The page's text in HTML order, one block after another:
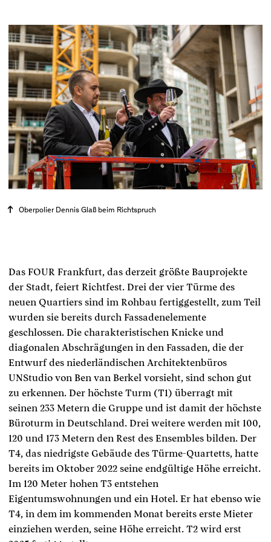
Oberpolier Dennis Glaß beim Richtspruch
Das FOUR Frankfurt, das derzeit größte Bauprojekte
der Stadt, feiert Richtfest. Drei der vier Türme des
neuen Quartiers sind im Rohbau fertiggestellt, zum Teil
wurden sie bereits durch Fassadenelemente
geschlossen. Die charakteristischen Knicke und
diagonalen Abschrägungen in den Fassaden, die der
Entwurf des niederländischen Architektenbüros
UNStudio von Ben van Berkel vorsieht, sind schon gut
zu erkennen. Der höchste Turm (T1) überragt mit
seinen 233 Metern die Gruppe und ist damit der höchste
Büroturm in Deutschland. Drei weitere werden mit 100,
120 und 173 Metern den Rest des Ensembles bilden. Der
T4, das niedrigste Gebäude des Türme-Quartetts, hatte
bereits im Oktober 2022 seine endgültige Höhe erreicht.
Im 120 Meter hohen T3 entstehen
Eigentumswohnungen und ein Hotel. Er hat ebenso wie
T4, in dem im kommenden Monat bereits erste Mieter
einziehen werden, seine Höhe erreicht. T2 wird erst